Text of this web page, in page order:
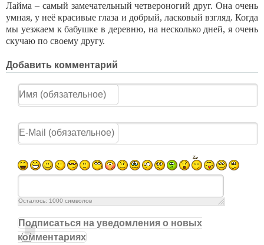
Лайма – самый замечательный четвероногий друг. Она очень
умная, у неё красивые глаза и добрый, ласковый взгляд. Когда
мы уезжаем к бабушке в деревню, на несколько дней, я очень
скучаю по своему другу.
Добавить комментарий
Осталось: 1000 символов
Подписаться на уведомления о новых
комментариях